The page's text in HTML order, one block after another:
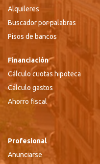
Alquileres
Buscador por palabras
Pisos de bancos
Financiación
Cálculo cuotas hipoteca
Cálculo gastos
Ahorro fiscal
Profesional
Anunciarse